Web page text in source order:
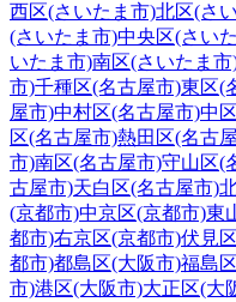
西区(さいたま市)北区(さ
(さいたま市)中央区(さい
いたま市)南区(さいたま市
市)千種区(名古屋市)東区(
屋市)中村区(名古屋市)中
区(名古屋市)熱田区(名古
市)南区(名古屋市)守山区(
古屋市)天白区(名古屋市)
(京都市)中京区(京都市)東
都市)右京区(京都市)伏見
都市)都島区(大阪市)福島
市)港区(大阪市)大正区(大